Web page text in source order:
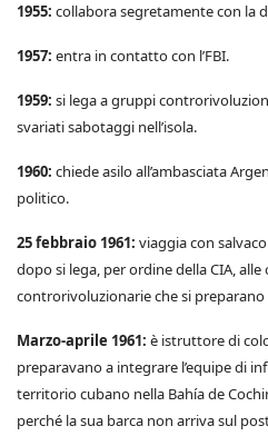
1955: collabora segretamente con la
1957: entra in contatto con l’FBI.
1959: si lega a gruppi
svariati sabotaggi nell’isola.
1960: chiede asilo all’ambasciata
politico.
25 febbraio 1961: viaggia con
dopo si lega, per ordine della CIA,
controrivoluzionarie che si preparano
Marzo-aprile 1961: è istruttore di
preparavano a integrare l’equipe di
territorio cubano nella Bahía de
perché la sua barca non arriva sul